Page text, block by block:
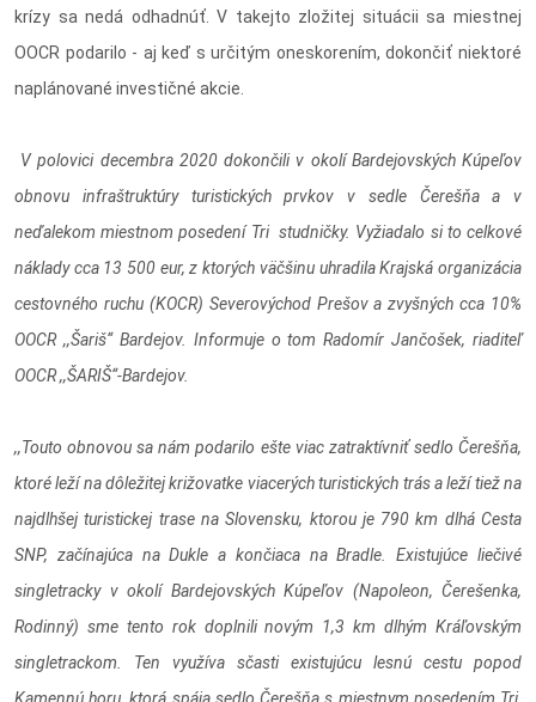
krízy sa nedá odhadnúť. V takejto zložitej situácii sa miestnej
OOCR podarilo - aj keď s určitým oneskorením, dokončiť niektoré
naplánované investičné akcie.
V polovici decembra 2020 dokončili v okolí Bardejovských Kúpeľov
obnovu infraštruktúry turistických prvkov v sedle Čerešňa a v
neďalekom miestnom posedení Tri studničky. Vyžiadalo si to celkové
náklady cca 13 500 eur, z ktorých väčšinu uhradila Krajská organizácia
cestovného ruchu (KOCR) Severovýchod Prešov a zvyšných cca 10%
OOCR ,,Šariš“ Bardejov. Informuje o tom Radomír Jančošek, riaditeľ
OOCR ,,ŠARIŠ“-Bardejov.
,,Touto obnovou sa nám podarilo ešte viac zatraktívniť sedlo Čerešňa,
ktoré leží na dôležitej križovatke viacerých turistických trás a leží tiež na
najdlhšej turistickej trase na Slovensku, ktorou je 790 km dlhá Cesta
SNP, začínajúca na Dukle a končiaca na Bradle. Existujúce liečivé
singletracky v okolí Bardejovských Kúpeľov (Napoleon, Čerešenka,
Rodinný) sme tento rok doplnili novým 1,3 km dlhým Kráľovským
singletrackom. Ten využíva sčasti existujúcu lesnú cestu popod